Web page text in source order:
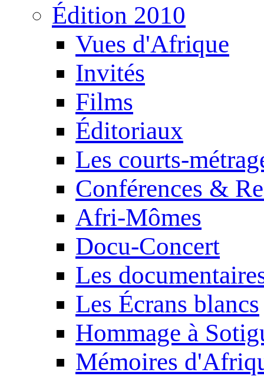
Édition 2010
Vues d'Afrique
Invités
Films
Éditoriaux
Les courts-
Conférences &
Afri-Mômes
Docu-Concert
Les
Les Écrans blancs
Hommage à
Mémoires